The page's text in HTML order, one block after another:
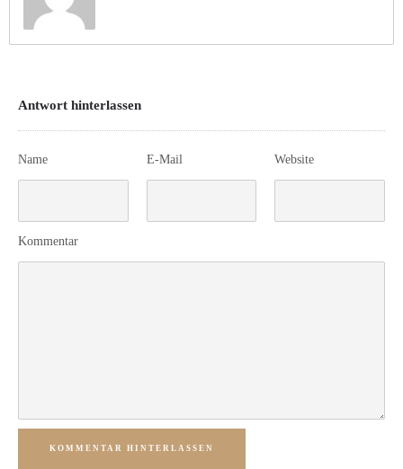
Antwort hinterlassen
Name E-Mail Website
Kommentar
KOMMENTAR HINTERLASSEN